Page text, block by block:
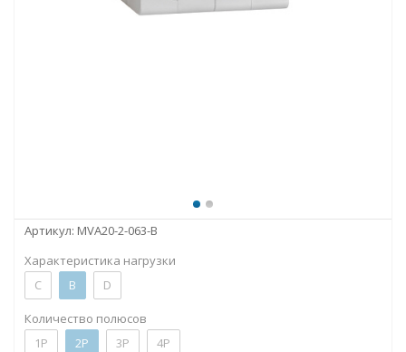
Артикул: MVA20-2-063-B
Характеристика нагрузки
C
B D
Количество полюсов
1P
2P 3P 4P